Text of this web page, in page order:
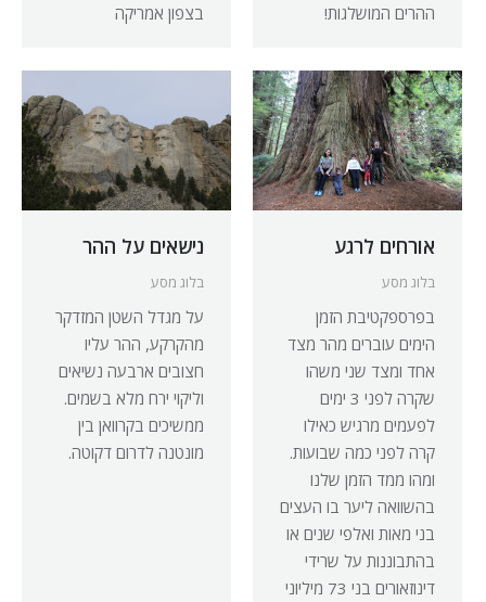
בצפון אמריקה
ההרים המושלגות!
נישאים על ההר
בלוג מסע
על מגדל השטן המזדקר
מהקרקע, ההר עליו
חצובים ארבעה נשיאים
וליקוי ירח מלא בשמים.
ממשיכים בקרוואן בין
מונטנה לדרום דקוטה.
אורחים לרגע
בלוג מסע
בפרספקטיבת הזמן
הימים עוברים מהר מצד
אחד ומצד שני משהו
שקרה לפני 3 ימים
לפעמים מרגיש כאילו
קרה לפני כמה שבועות.
ומהו ממד הזמן שלנו
בהשוואה ליער בו העצים
בני מאות ואלפי שנים או
בהתבוננות על שרידי
דינוזאורים בני 73 מיליוני